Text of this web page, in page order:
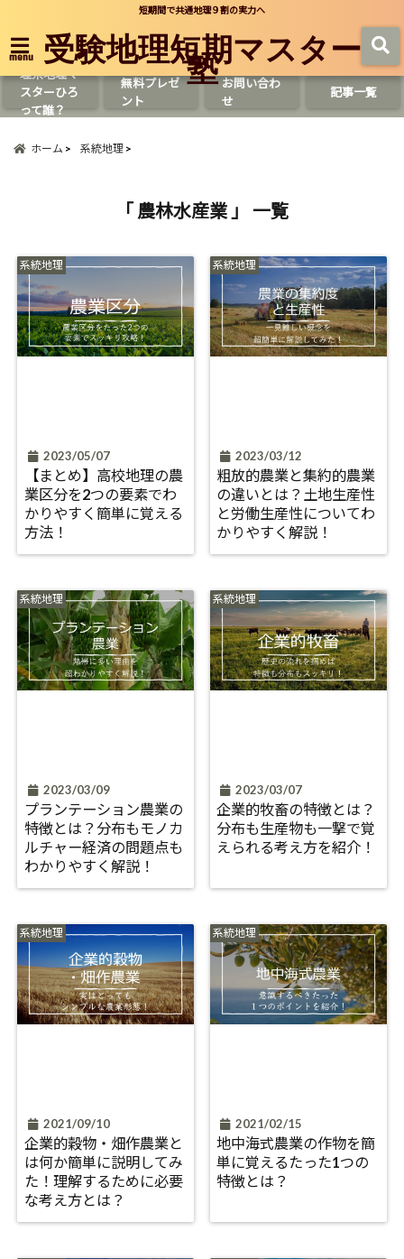
短期間で共通地理９割の実力へ
menu 受験地理短期マスター
塾
理系地理マ
スターひろ
って誰？
無料プレゼ
ント
お問い合わ
せ
記事一覧
ホーム 系統地理
「 農林水産業 」 一覧
系統地理
2023/05/07
【まとめ】高校地理の農
業区分を2つの要素でわ
かりやすく簡単に覚える
方法！
系統地理
2023/03/12
粗放的農業と集約的農業
の違いとは？土地生産性
と労働生産性についてわ
かりやすく解説！
系統地理
2023/03/09
プランテーション農業の
特徴とは？分布もモノカ
ルチャー経済の問題点も
わかりやすく解説！
系統地理
2023/03/07
企業的牧畜の特徴とは？
分布も生産物も一撃で覚
えられる考え方を紹介！
系統地理
2021/09/10
企業的穀物・畑作農業と
は何か簡単に説明してみ
た！理解するために必要
な考え方とは？
系統地理
2021/02/15
地中海式農業の作物を簡
単に覚えるたった1つの
特徴とは？